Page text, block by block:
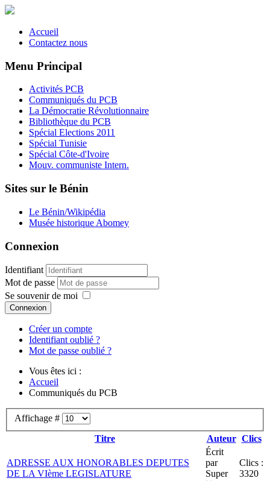
Accueil
Contactez nous
Menu Principal
Activités PCB
Communiqués du PCB
La Démocratie Révolutionnaire
Bibliothèque du PCB
Spécial Elections 2011
Spécial Tunisie
Spécial Côte-d'Ivoire
Mouv. communiste Intern.
Sites sur le Bénin
Le Bénin/Wikipédia
Musée historique Abomey
Connexion
Identifiant
Mot de passe
Se souvenir de moi
Connexion
Créer un compte
Identifiant oublié ?
Mot de passe oublié ?
Vous êtes ici :
Accueil
Communiqués du PCB
Affichage #
Titre
Auteur Clics
ADRESSE AUX HONORABLES DEPUTES
DE LA VIème LEGISLATURE
Écrit
par
Super
Clics :
3320